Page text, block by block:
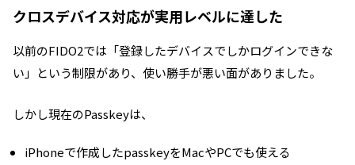
クロスデバイス対応が実用レベルに達した
以前のFIDO2では「登録したデバイスでしかログインできな
い」という制限があり、使い勝手が悪い面がありました。
しかし現在のPasskeyは、
iPhoneで作成したpasskeyをMacやPCでも使える